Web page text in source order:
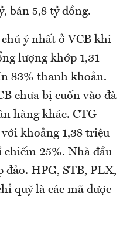
bán 5,8 tỷ đồng.
ý nhất ở VCB khi
lượng khớp 1,31
83% thanh khoản.
chưa bị cuốn vào đà
hàng khác. CTG
khoảng 1,38 triệu
25%. Nhà đầu
đảo. HPG, STB, PLX,
quỹ là các mã được